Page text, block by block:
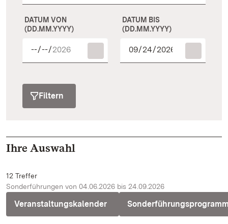
DATUM VON
(DD.MM.YYYY)
DATUM BIS
(DD.MM.YYYY)
Filtern
Ihre Auswahl
12 Treffer
Sonderführungen von 04.06.2026 bis 24.09.2026
Veranstaltungskalender